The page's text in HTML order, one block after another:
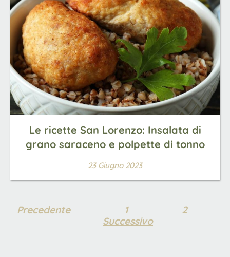
Le ricette San Lorenzo: Insalata di
grano saraceno e polpette di tonno
23 Giugno 2023
Precedente 1
2
Successivo